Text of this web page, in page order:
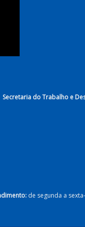
Secretaria do Trabalho e
de segunda a